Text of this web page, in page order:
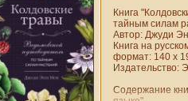
Книга
тайным силам
Автор: Джуди
Книга на
формат: 140 х
Издательство:
Содержание